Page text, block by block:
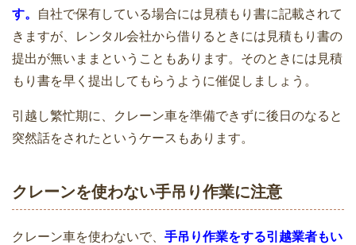
引越し費用の分割支払いも可能！メリッ
引越業者に依頼する5つのメリットと2つ
のデメリット
引越しにより旧居を退去するときに注意
複数業者の引越し見積もり書から3つの
す。
自社で保有している場合には見積もり書に記載されて
きますが、レンタル会社から借りるときには見積もり書の
提出が無いままということもあります。そのときには見積
もり書を早く提出してもらうように催促しましょう。
引越し繁忙期に、クレーン車を準備できずに後日のなると
突然話をされたというケースもあります。
クレーンを使わない手吊り作業に注意
クレーン車を使わないで、 手吊り作業をする引越業者もい